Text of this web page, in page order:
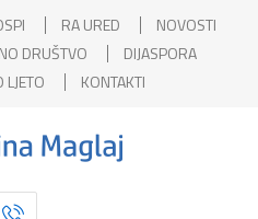
RA URED
NOVOSTI
DRUŠTVO
DIJASPORA
LJETO
KONTAKTI